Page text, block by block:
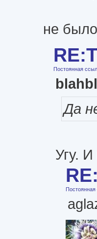
не
Постоянная
Да
Угу.